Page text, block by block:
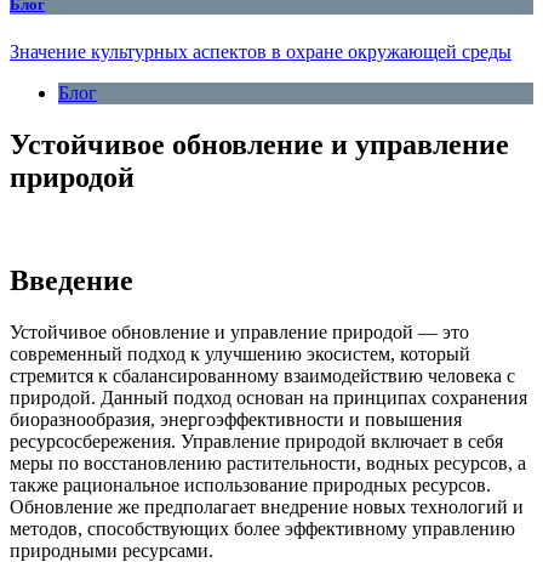
Блог
Значение культурных аспектов в охране окружающей среды
Блог
Устойчивое обновление и управление
природой
Введение
Устойчивое обновление и управление природой — это
современный подход к улучшению экосистем, который
стремится к сбалансированному взаимодействию человека с
природой. Данный подход основан на принципах сохранения
биоразнообразия, энергоэффективности и повышения
ресурсосбережения. Управление природой включает в себя
меры по восстановлению растительности, водных ресурсов, а
также рациональное использование природных ресурсов.
Обновление же предполагает внедрение новых технологий и
методов, способствующих более эффективному управлению
природными ресурсами.